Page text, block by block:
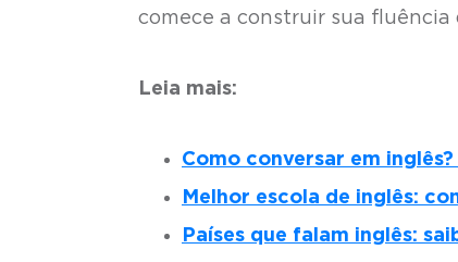
comece a construir sua fluência
Leia mais:
Como conversar em
Melhor escola de inglês:
Países que falam inglês: